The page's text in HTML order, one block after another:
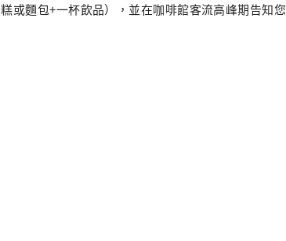
或麵包+一杯飲品），並在咖啡館客流高峰期告知您